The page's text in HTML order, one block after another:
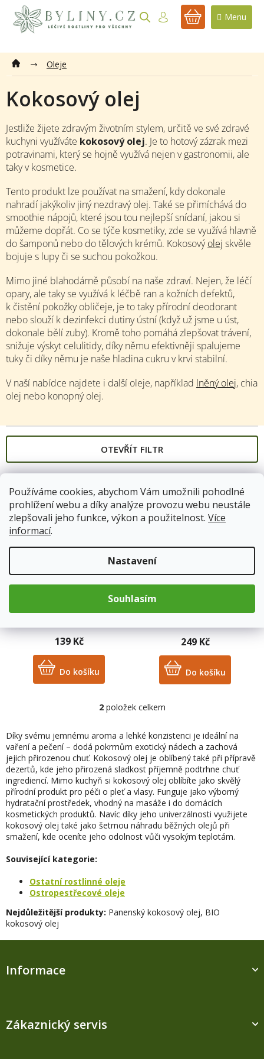
Používáme cookies, abychom Vám umožnili pohodlné
prohlížení webu a díky analýze provozu webu neustále
zlepšovali jeho funkce, výkon a použitelnost. Více
informací.
Nastavení
Souhlasím
obsah
NÁKUPNÍ
Oleje
Kokosový olej
Jestliže žijete zdravým životním stylem, určitě ve své zdravé
kuchyni využíváte kokosový olej. Je to hotový zázrak mezi
potravinami, který se hojně využívá nejen v gastronomii, ale
taky v kosmetice.
Tento produkt lze používat na smažení, kdy dokonale
nahradí jakýkoliv jiný nezdravý olej. Také se přimíchává do
smoothie nápojů, které jsou tou nejlepší snídaní, jakou si
můžeme dopřát. Co se týče kosmetiky, zde se využívá hlavně
do šamponů nebo do tělových krémů. Kokosovýolej skvěle
bojuje s lupy či se suchou pokožkou.
Mimo jiné blahodárně působí na naše zdraví. Nejen, že léčí
opary, ale taky se využívá k léčbě ran a kožních defektů,
k čistění pokožky obličeje, je to taky přírodní deodorant
nebo slouží k dezinfekci dutiny ústní (když už jsme u úst,
dokonale bělí zuby). Kromě toho pomáhá zlepšovat trávení,
snižuje výskyt celulitidy, díky němu efektivněji spalujeme
tuky či díky němu je naše hladina cukru v krvi stabilní.
V naší nabídce najdete i další oleje, například lněný olej, chia
olej nebo konopný olej.
OTEVŘÍT FILTR
ý
p
s
p
o
d
k
ů
Wolfberry panenský
Skladem(22 ks)
139 Kč
Do košíku
Wolfberry panenský
Skladem(9 ks)
249 Kč
Do košíku
O
l
á
d
a
c
í
p
r
v
k
u
2položek celkem
Díky svému jemnému aroma a lehké konzistenci je ideální na
vaření a pečení – dodá pokrmům exotický nádech a zachová
jejich přirozenou chuť. Kokosový olej je oblíbený také při přípravě
dezertů, kde jeho přirozená sladkost příjemně podtrhne chuť
ingrediencí. Mimo kuchyň si kokosový olej oblíbíte jako skvělý
přírodní produkt pro péči o pleť a vlasy. Funguje jako výborný
hydratační prostředek, vhodný na masáže i do domácích
kosmetických produktů. Navíc díky jeho univerzálnosti využijete
kokosový olej také jako šetrnou náhradu běžných olejů při
smažení, kde oceníte jeho odolnost vůči vysokým teplotám.
Související kategorie:
Ostatní rostlinné oleje
Ostropestřecové oleje
Nejdůležitější produkty: Panenský kokosový olej, BIO
kokosový olej
Z
Informace
Zákaznický servis